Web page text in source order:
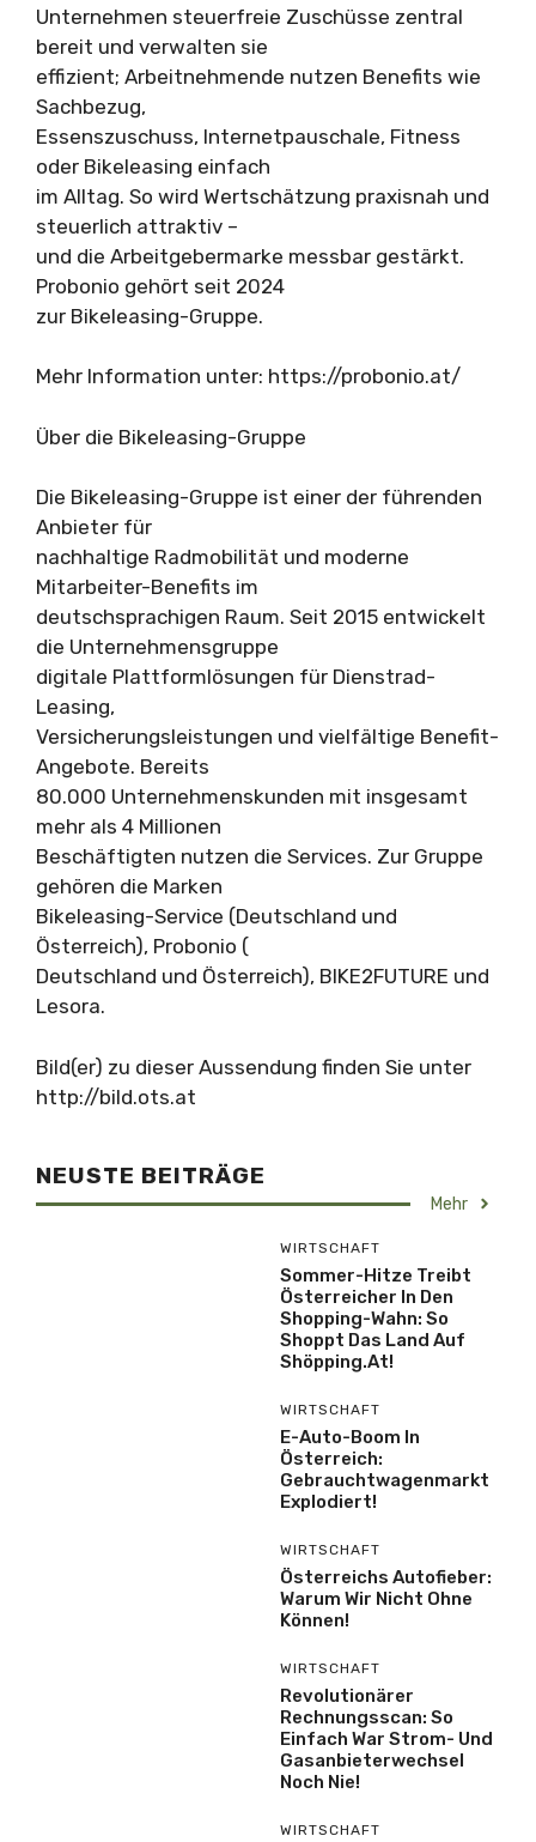
Unternehmen steuerfreie Zuschüsse zentral
bereit und verwalten sie
effizient; Arbeitnehmende nutzen Benefits wie
Sachbezug,
Essenszuschuss, Internetpauschale, Fitness
oder Bikeleasing einfach
im Alltag. So wird Wertschätzung praxisnah und
steuerlich attraktiv –
und die Arbeitgebermarke messbar gestärkt.
Probonio gehört seit 2024
zur Bikeleasing-Gruppe.
Mehr Information unter: https://probonio.at/
Über die Bikeleasing-Gruppe
Die Bikeleasing-Gruppe ist einer der führenden
Anbieter für
nachhaltige Radmobilität und moderne
Mitarbeiter-Benefits im
deutschsprachigen Raum. Seit 2015 entwickelt
die Unternehmensgruppe
digitale Plattformlösungen für Dienstrad-
Leasing,
Versicherungsleistungen und vielfältige Benefit-
Angebote. Bereits
80.000 Unternehmenskunden mit insgesamt
mehr als 4 Millionen
Beschäftigten nutzen die Services. Zur Gruppe
gehören die Marken
Bikeleasing-Service (Deutschland und
Österreich), Probonio (
Deutschland und Österreich), BIKE2FUTURE und
Lesora.
Bild(er) zu dieser Aussendung finden Sie unter
http://bild.ots.at
NEUSTE BEITRÄGE
Mehr
WIRTSCHAFT
Sommer-Hitze Treibt
Österreicher In Den
Shopping-Wahn: So
Shoppt Das Land Auf
Shöpping.at!
WIRTSCHAFT
E-Auto-Boom In
Österreich:
Gebrauchtwagenmarkt
Explodiert!
WIRTSCHAFT
Österreichs Autofieber:
Warum Wir Nicht Ohne
Können!
WIRTSCHAFT
Revolutionärer
Rechnungsscan: So
Einfach War Strom- Und
Gasanbieterwechsel
Noch Nie!
WIRTSCHAFT